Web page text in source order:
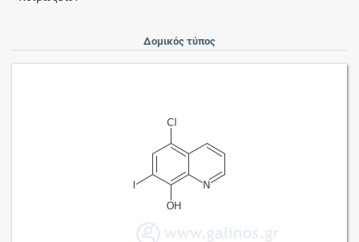
Δομικός τύπος